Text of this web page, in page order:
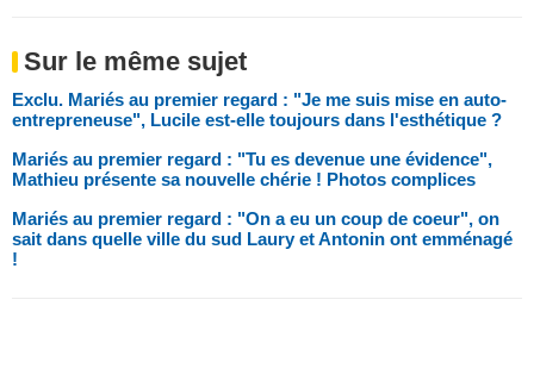
Sur le même sujet
Exclu. Mariés au premier regard : "Je me suis mise en auto-
entrepreneuse", Lucile est-elle toujours dans l'esthétique ?
Mariés au premier regard : "Tu es devenue une évidence",
Mathieu présente sa nouvelle chérie ! Photos complices
Mariés au premier regard : "On a eu un coup de coeur", on
sait dans quelle ville du sud Laury et Antonin ont emménagé
!